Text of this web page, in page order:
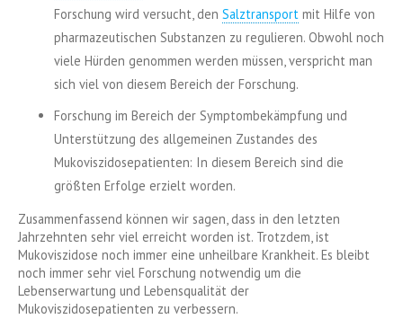
Forschung wird versucht, den Salztransport mit Hilfe von
pharmazeutischen Substanzen zu regulieren. Obwohl noch
viele Hürden genommen werden müssen, verspricht man
sich viel von diesem Bereich der Forschung.
Forschung im Bereich der Symptombekämpfung und
Unterstützung des allgemeinen Zustandes des
Mukoviszidosepatienten: In diesem Bereich sind die
größten Erfolge erzielt worden.
Zusammenfassend können wir sagen, dass in den letzten
Jahrzehnten sehr viel erreicht worden ist. Trotzdem, ist
Mukoviszidose noch immer eine unheilbare Krankheit. Es bleibt
noch immer sehr viel Forschung notwendig um die
Lebenserwartung und Lebensqualität der
Mukoviszidosepatienten zu verbessern.